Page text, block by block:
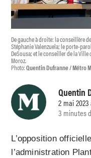
De gauche à droite: la conseillère
Stéphanie Valenzuela; le porte-
DeSousa; et le conseiller de la
Moroz.
Photo:Quentin Dufranne / Métro
Quentin
2 mai
3 minutes
L’opposition
l’administration